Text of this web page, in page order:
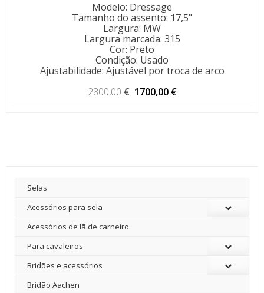
Modelo: Dressage
Tamanho do assento: 17,5"
Largura: MW
Largura marcada: 315
Cor: Preto
Condição: Usado
Ajustabilidade: Ajustável por troca de arco
2800,00€ O
1700,00 €
Selas
Acessórios para sela
Acessórios de lã de carneiro
Para cavaleiros
Bridões e acessórios
Bridão Aachen